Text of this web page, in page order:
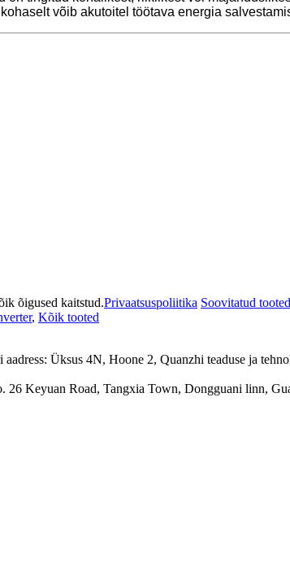
võib akutoitel töötava energia
õigused kaitstud.Privaatsuspoliitika Soovitatud tooted
, Kõik tooted
aadress: Üksus 4N, Hoone 2, Quanzhi teaduse ja
26 Keyuan Road, Tangxia Town, Dongguani linn,